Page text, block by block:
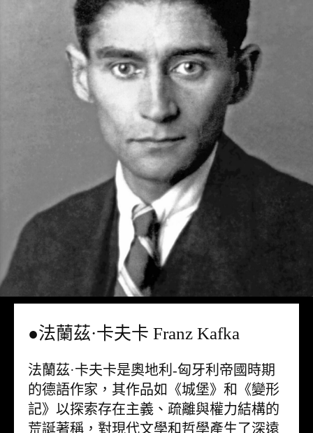
●法蘭茲·卡夫卡 Franz Kafka
法蘭茲·卡夫卡是奧地利-匈牙利帝國時期
的德語作家，其作品如《城堡》和《變形
記》以探索存在主義、疏離與權力結構的
荒誕著稱，對現代文學和哲學產生了深遠